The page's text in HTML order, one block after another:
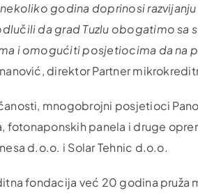
nekoliko godina doprinosi
da grad Tuzlu obogatimo
i omogućiti posjetiocima da na
direktor Partner
mnogobrojni posjetioci
fotonaponskih panela i druge
d.o.o. i Solar Tehnic d.o.o.
fondacija već 20 godina